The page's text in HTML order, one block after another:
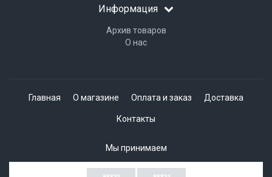
Информация
Архив товаров
О нас
Главная О магазине Оплата и заказ Доставка
Контакты
Мы принимаем